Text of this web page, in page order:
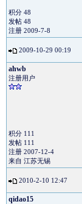
积分 48
发帖 48
注册 2009-7-8
2009-10-29 00:19
ahwb
注册用户
积分 111
发帖 111
注册 2007-12-4
来自 江苏无锡
2010-2-10 12:47
qidao15